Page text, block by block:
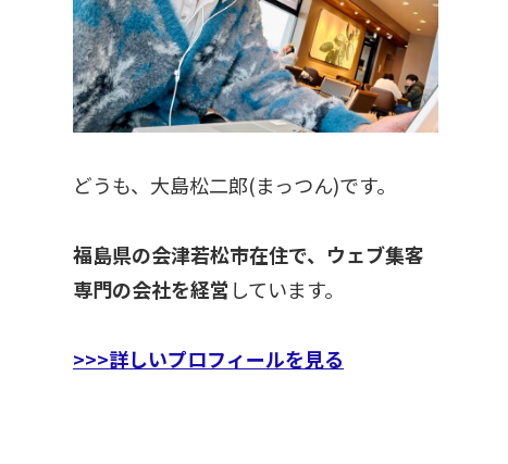
どうも、大島松二郎(まっつん)です。
福島県の会津若松市在住で、ウェブ集客
専門の会社を経営 しています。
>>>詳しいプロフィールを見る